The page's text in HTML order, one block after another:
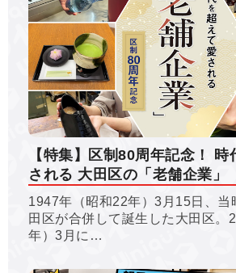
【特集】区制80周年記念！ 時
される 大田区の「老舗企業」
1947年（昭和22年）3月15日、当
田区が合併して誕生した大田区。
年）3月に…